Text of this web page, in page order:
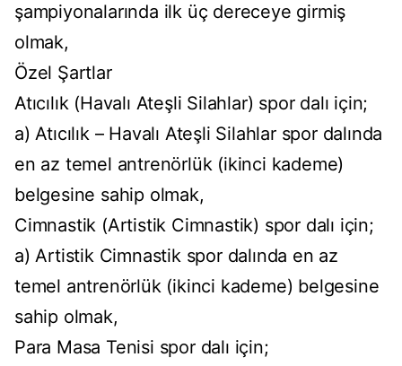
şampiyonalarında ilk üç dereceye girmiş
olmak,
Özel Şartlar
Atıcılık (Havalı Ateşli Silahlar) spor dalı için;
a) Atıcılık – Havalı Ateşli Silahlar spor dalında
en az temel antrenörlük (ikinci kademe)
belgesine sahip olmak,
Cimnastik (Artistik Cimnastik) spor dalı için;
a) Artistik Cimnastik spor dalında en az
temel antrenörlük (ikinci kademe) belgesine
sahip olmak,
Para Masa Tenisi spor dalı için;